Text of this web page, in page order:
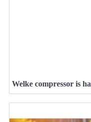
Welke compressor is